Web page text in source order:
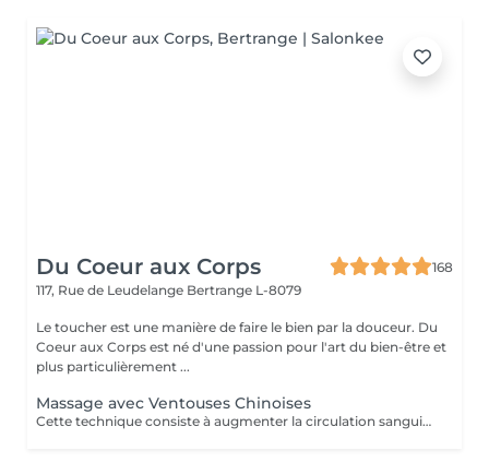
Du Coeur aux Corps
168
117, Rue de Leudelange Bertrange L-8079
Le toucher est une manière de faire le bien par la douceur. Du
Coeur aux Corps est né d'une passion pour l'art du bien-être et
plus particulièrement ...
Massage avec Ventouses Chinoises
Cette technique consiste à augmenter la circulation sanguine. L'objectif est de créer un effet de succion qui favorisera la décongestion des tissus, l'évacuation des toxines et la mobilité des tissus. Prioritairement, cette pratique s'effectue sur le dos.